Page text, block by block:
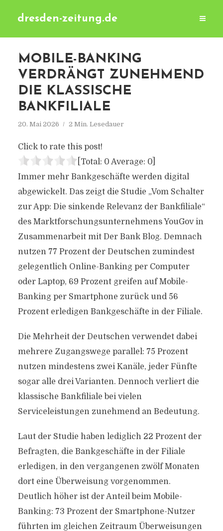
dresden-zeitung.de
MOBILE-BANKING
VERDRÄNGT ZUNEHMEND
DIE KLASSISCHE
BANKFILIALE
20. Mai 2026 2 Min. Lesedauer
Click to rate this post!
[Total: 0 Average: 0]
Immer mehr Bankgeschäfte werden digital
abgewickelt. Das zeigt die Studie „Vom Schalter
zur App: Die sinkende Relevanz der Bankfiliale“
des Marktforschungsunternehmens YouGov in
Zusammenarbeit mit Der Bank Blog. Demnach
nutzen 77 Prozent der Deutschen zumindest
gelegentlich Online-Banking per Computer
oder Laptop, 69 Prozent greifen auf Mobile-
Banking per Smartphone zurück und 56
Prozent erledigen Bankgeschäfte in der Filiale.
Die Mehrheit der Deutschen verwendet dabei
mehrere Zugangswege parallel: 75 Prozent
nutzen mindestens zwei Kanäle, jeder Fünfte
sogar alle drei Varianten. Dennoch verliert die
klassische Bankfiliale bei vielen
Serviceleistungen zunehmend an Bedeutung.
Laut der Studie haben lediglich 22 Prozent der
Befragten, die Bankgeschäfte in der Filiale
erledigen, in den vergangenen zwölf Monaten
dort eine Überweisung vorgenommen.
Deutlich höher ist der Anteil beim Mobile-
Banking: 73 Prozent der Smartphone-Nutzer
führten im gleichen Zeitraum Überweisungen